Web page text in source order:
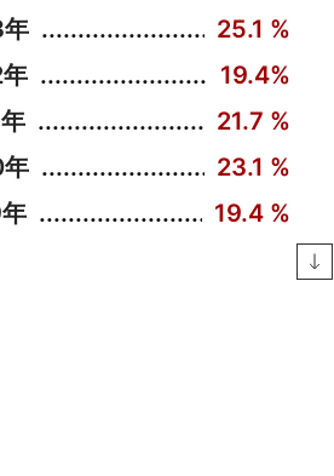
25.1 %
19.4%
21.7 %
23.1 %
19.4 %